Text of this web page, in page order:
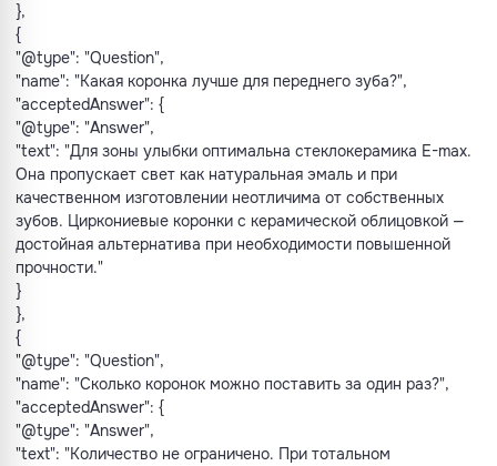
},
{
"@type": "Question",
"name": "Какая коронка лучше для переднего зуба?",
"acceptedAnswer": {
"@type": "Answer",
"text": "Для зоны улыбки оптимальна стеклокерамика E-max.
Она пропускает свет как натуральная эмаль и при
качественном изготовлении неотличима от собственных
зубов. Циркониевые коронки с керамической облицовкой —
достойная альтернатива при необходимости повышенной
прочности."
}
},
{
"@type": "Question",
"name": "Сколько коронок можно поставить за один раз?",
"acceptedAnswer": {
"@type": "Answer",
"text": "Количество не ограничено. При тотальном